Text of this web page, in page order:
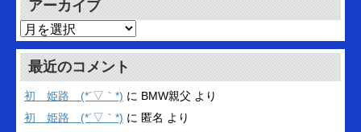
アーカイブ
ア
ー
カ
イ
ブ
最近のコメント
初 姫路 (*´▽｀*) に BMW親父 より
初 姫路 (*´▽｀*) に 匿名 より